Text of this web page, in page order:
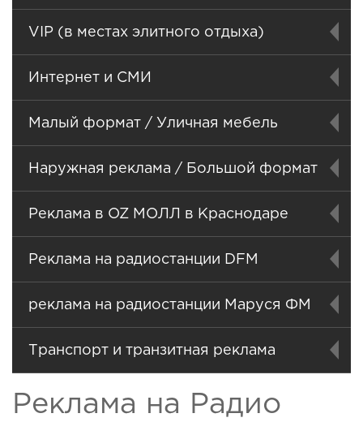
VIP (в местах элитного отдыха)
Интернет и СМИ
Малый формат / Уличная мебель
Наружная реклама / Большой формат
Реклама в OZ МОЛЛ в Краснодаре
Реклама на радиостанции DFM
реклама на радиостанции Маруся ФМ
Транспорт и транзитная реклама
Реклама на Радио